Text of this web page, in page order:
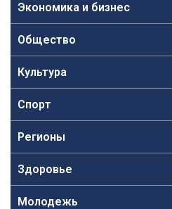
Экономика и бизнес
Общество
Культура
Спорт
Регионы
Здоровье
Молодежь